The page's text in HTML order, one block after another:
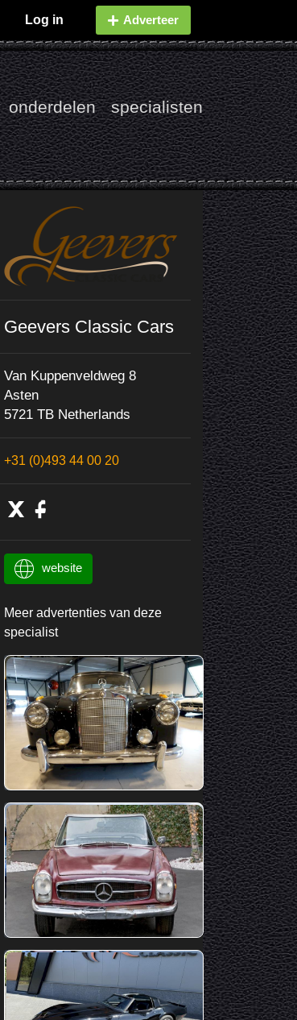
Log in Adverteer
onderdelen specialisten
Geevers Classic Cars
Van Kuppenveldweg 8
Asten
5721 TB Netherlands
+31 (0)493 44 00 20
website
Meer advertenties van deze
specialist